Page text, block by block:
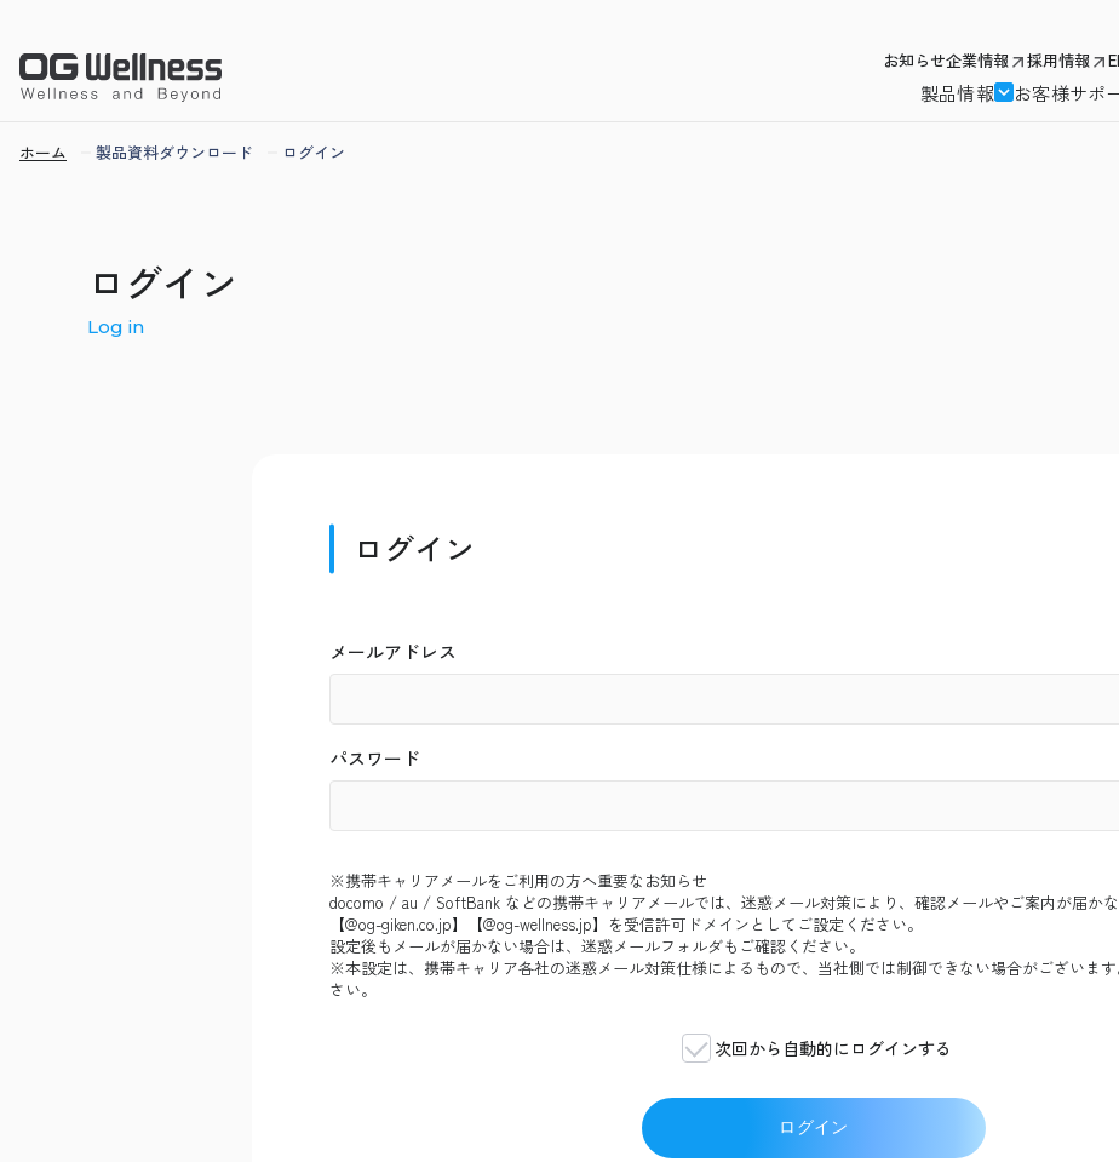
お知らせ企業情報 採用情報
製品情報
お客様サポ
ホーム 製品資料ダウンロード ログイン
ログイン
Log in
ログイン
メールアドレス
パスワード
※携帯キャリアメールをご利用の方へ重要なお知らせ
docomo / au / SoftBank などの携帯キャリアメールでは、迷惑メール対策により、確認メールやご案内が届かな
【@og-giken.co.jp】【@og-wellness.jp】を受信許可ドメインとしてご設定ください。
設定後もメールが届かない場合は、迷惑メールフォルダもご確認ください。
※本設定は、携帯キャリア各社の迷惑メール対策仕様によるもので、当社側では制御できない場合がございま
さい。
次回から自動的にログインする
ログイン